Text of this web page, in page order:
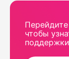
чтобы
поддержки